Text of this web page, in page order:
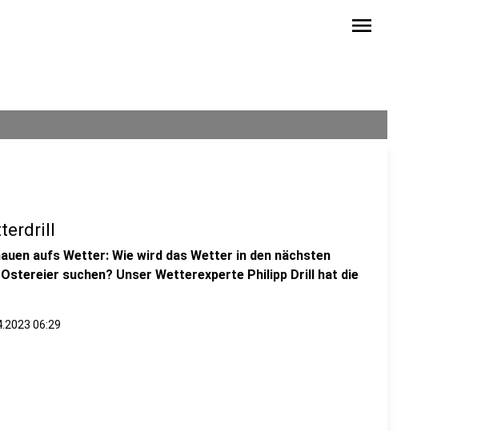
menu
aufs Wetter: Wie wird das Wetter in den nächsten
suchen? Unser Wetterexperte Philipp Drill hat die
06:29